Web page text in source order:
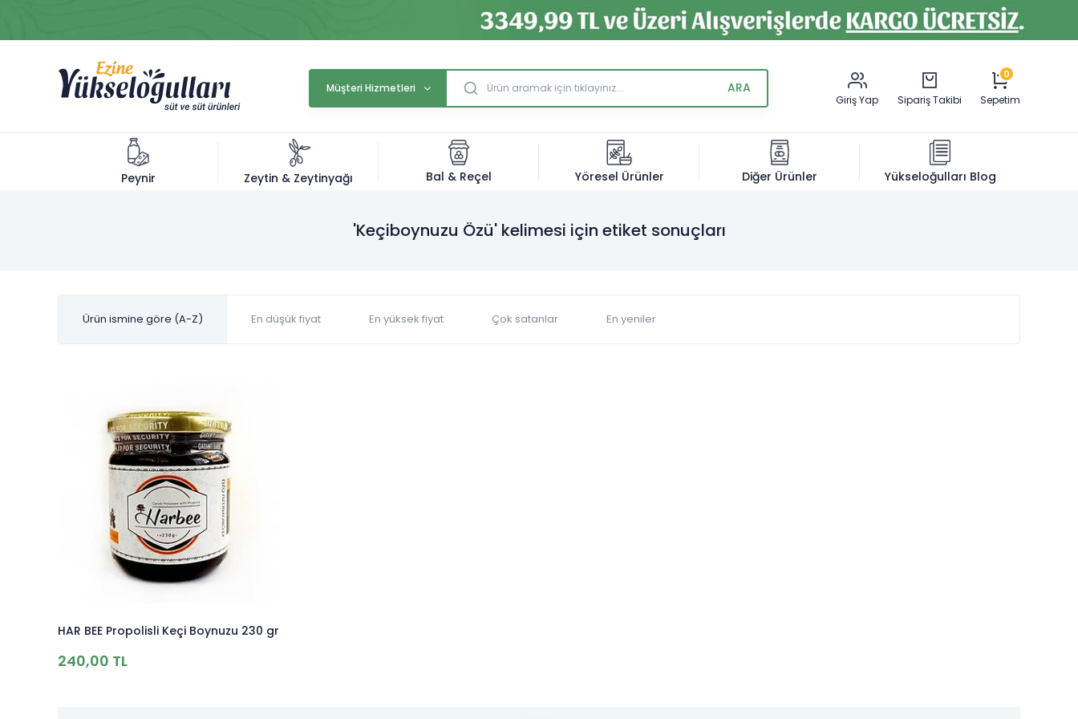
Müşteri Hizmetleri
Giriş Yap
Sipariş Takibi
0
Sepetim
Peynir Zeytin & Zeytinyağı Bal & Reçel Yöresel Ürünler Diğer Ürünler Yükseloğulları Blog
'Keçiboynuzu Özü' kelimesi için etiket sonuçları
Ürün ismine göre (A-Z) En düşük fiyat En yüksek fiyat Çok satanlar En yeniler
HAR BEE Propolisli Keçi Boynuzu 230 gr
240,00 TL